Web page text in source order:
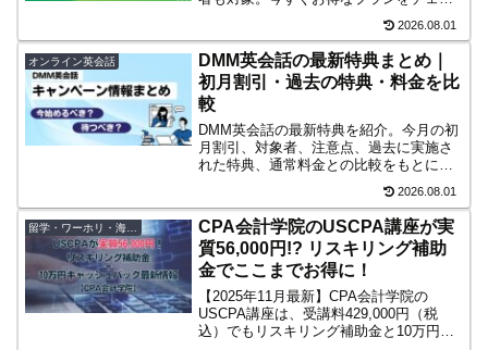
2026.08.01
オンライン英会話
DMM英会話の最新特典まとめ｜
初月割引・過去の特典・料金を比
較
DMM英会話の最新特典を紹介。今月の初
月割引、対象者、注意点、過去に実施さ
れた特典、通常料金との比較をもとに、
2026.08.01
CPA会計学院のUSCPA講座が実
質56,000円!? リスキリング補助
金でここまでお得に！
【2025年11月最新】CPA会計学院の
USCPA講座は、受講料429,000円（税
込）でもリスキリング補助金と10万円キ